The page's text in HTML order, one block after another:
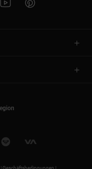
Geschäftsbedingungen |